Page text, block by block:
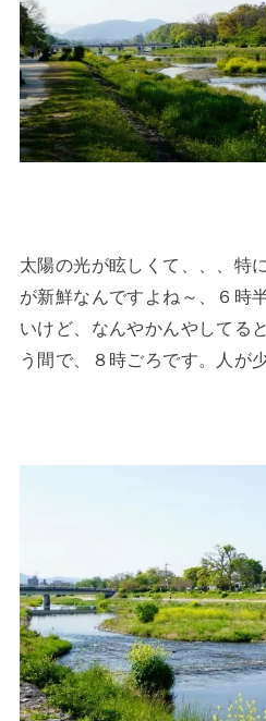
太陽の光が眩しくて、、、
が新鮮なんですよね～、６時
いけど、なんやかんやしてる
う間で、８時ごろです。人が